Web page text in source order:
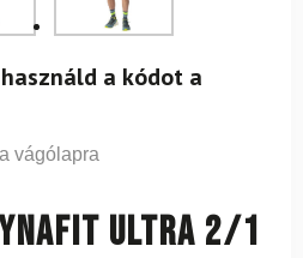
a kódot a
vágólapra
Ultra 2/1